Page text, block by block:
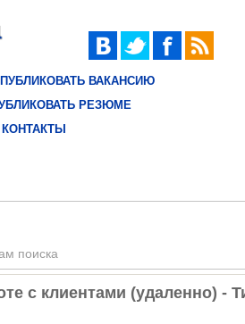
ВАКАНСИЮ
РЕЗЮМЕ
КОНТАКТЫ
поиска
с клиентами (удаленно) -